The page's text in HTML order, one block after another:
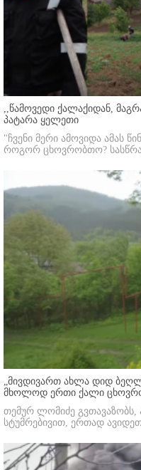
,,წამოვედი ქალაქიდან,
პატარა ყელეთი
"ჩვენი მერი ამოვიდა ამას
როგორ ცხოვრობთო?
„მივდივართ ახლა დიდ
მხოლოდ ერთი ქალი
თემურ ლომიძე
სტუმრებივით, ერთად